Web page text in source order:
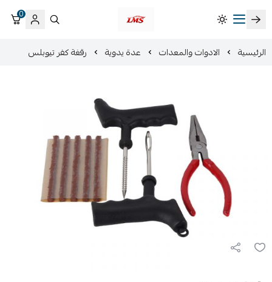
متجر لمسات الشرقية لزينة سيارات LMS
0
الرئيسية الادوات والمعدات عدة يدوية رقغة كفر تيوبلس